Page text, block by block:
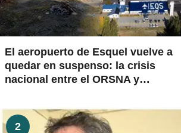
El aeropuerto de Esquel vuelve a
quedar en suspenso: la crisis
nacional entre el ORSNA y
obras prometidas en todo el país
2